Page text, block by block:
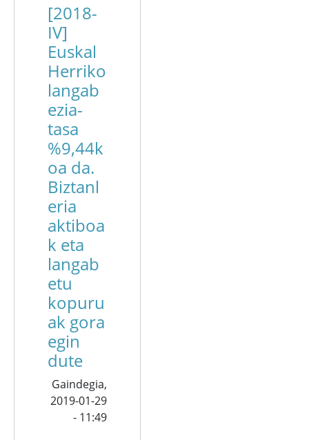
[2018-
IV]
Euskal
Herriko
langab
ezia-
tasa
%9,44k
oa da.
Biztanl
eria
aktiboa
k eta
langab
etu
kopuru
ak gora
egin
dute
Gaindegia,
2019-01-29
- 11:49